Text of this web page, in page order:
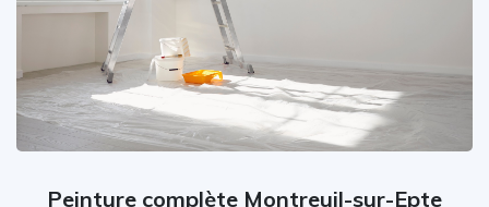
Peinture complète Montreuil-sur-Epte